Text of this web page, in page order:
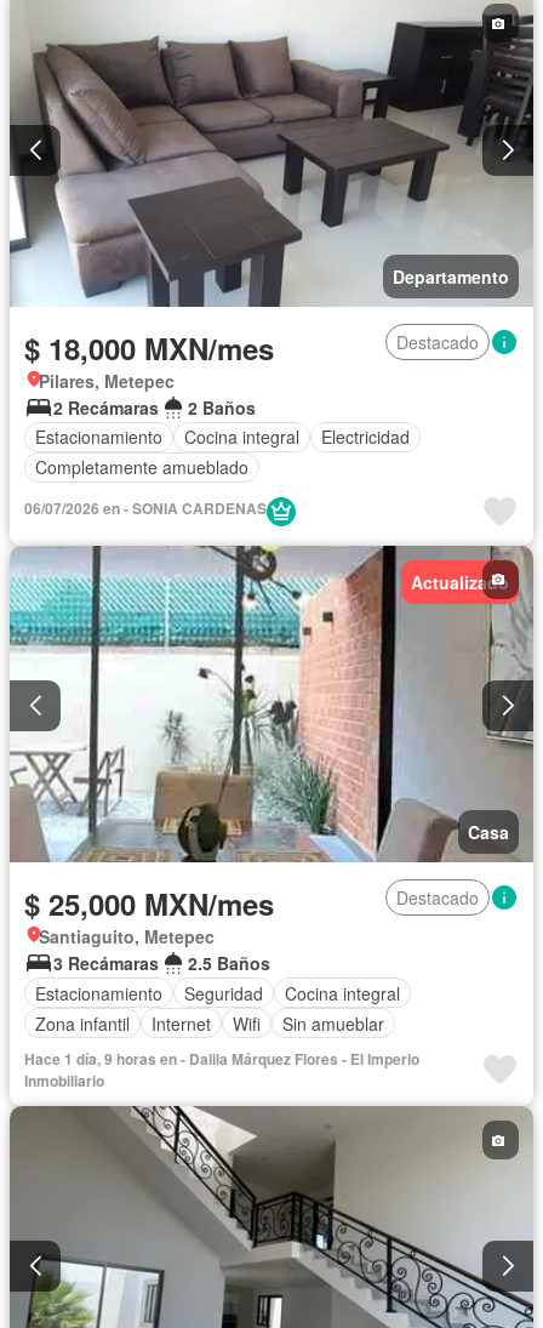
Departamento
$ 18,000 MXN/mes
Destacado
Pilares, Metepec
2 Recámaras
2 Baños
Estacionamiento
Cocina integral
Electricidad
Completamente amueblado
06/07/2026 en - SONIA CARDENAS
Actualizado
Casa
$ 25,000 MXN/mes
Destacado
Santiaguito, Metepec
3 Recámaras
2.5 Baños
Estacionamiento
Seguridad
Cocina integral
Zona infantil
Internet Wifi Sin amueblar
Hace 1 día, 9 horas en - Dalila Márquez Flores - El Imperio
Inmobiliario